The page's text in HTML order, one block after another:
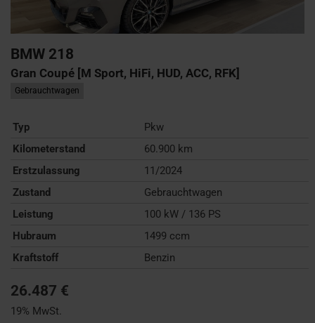
BMW 218
Gran Coupé [M Sport, HiFi, HUD, ACC, RFK]
Gebrauchtwagen
Typ
Pkw
Kilometerstand
60.900 km
Erstzulassung
11/2024
Zustand
Gebrauchtwagen
Leistung
100 kW / 136 PS
Hubraum
1499 ccm
Kraftstoff
Benzin
26.487 €
19% MwSt.